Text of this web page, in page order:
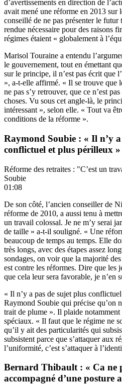
d’avertissements en direction de
avait mené une réforme en 2013 sur
conseillé de ne pas présenter le
rendue nécessaire pour des raisons
régimes étaient « globalement à
Marisol Touraine a entendu
le gouvernement, tout en émettant
sur le principe, il n’est pas écrit que
», a-t-elle affirmé. « Il se trouve que
ne pas s’y retrouver, que ce n’est
choses. Vu sous cet angle-là, le
intéressant », selon elle. « Tout va
conditions de la réforme ».
Raymond Soubie : « Il n’y
conflictuel et plus périlleux »
Réforme des retraites : "C’est un
Soubie
01:08
De son côté, l’ancien conseiller de
réforme de 2010, a aussi tenu à
un travail colossal. Je ne m’y serai
de taille » a-t-il souligné. « Une
beaucoup de temps au temps. Elle
très longs, avec des étapes assez
sondages, on voir que la majorité
est contre les réformes. Dire que les
que cela leur sera favorable, je n’en
« Il n’y a pas de sujet plus
Raymond Soubie qui précise qu’on
trait de plume ». Il plaide
spéciaux. « Il faut que le régime ne
qu’il y ait des particularités qui
subsistent parce que s’attaquer aux
l’uniformité, c’est s’attaquer à
Bernard Thibault : « Ca ne
accompagné d’une posture